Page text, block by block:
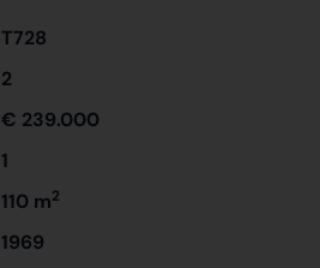
T728
2
€ 239.000
1
110 m2
1969